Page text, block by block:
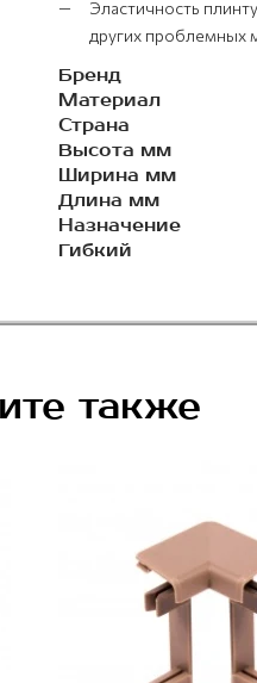
Эластичность
других проблемных
Бренд
Материал
Страна
Высота мм
Ширина мм
Длина мм
Назначение
Гибкий
также